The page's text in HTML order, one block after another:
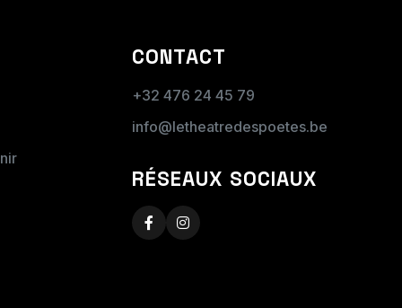
CONTACT
+32 476 24 45 79
info@letheatredespoetes.be
RÉSEAUX SOCIAUX